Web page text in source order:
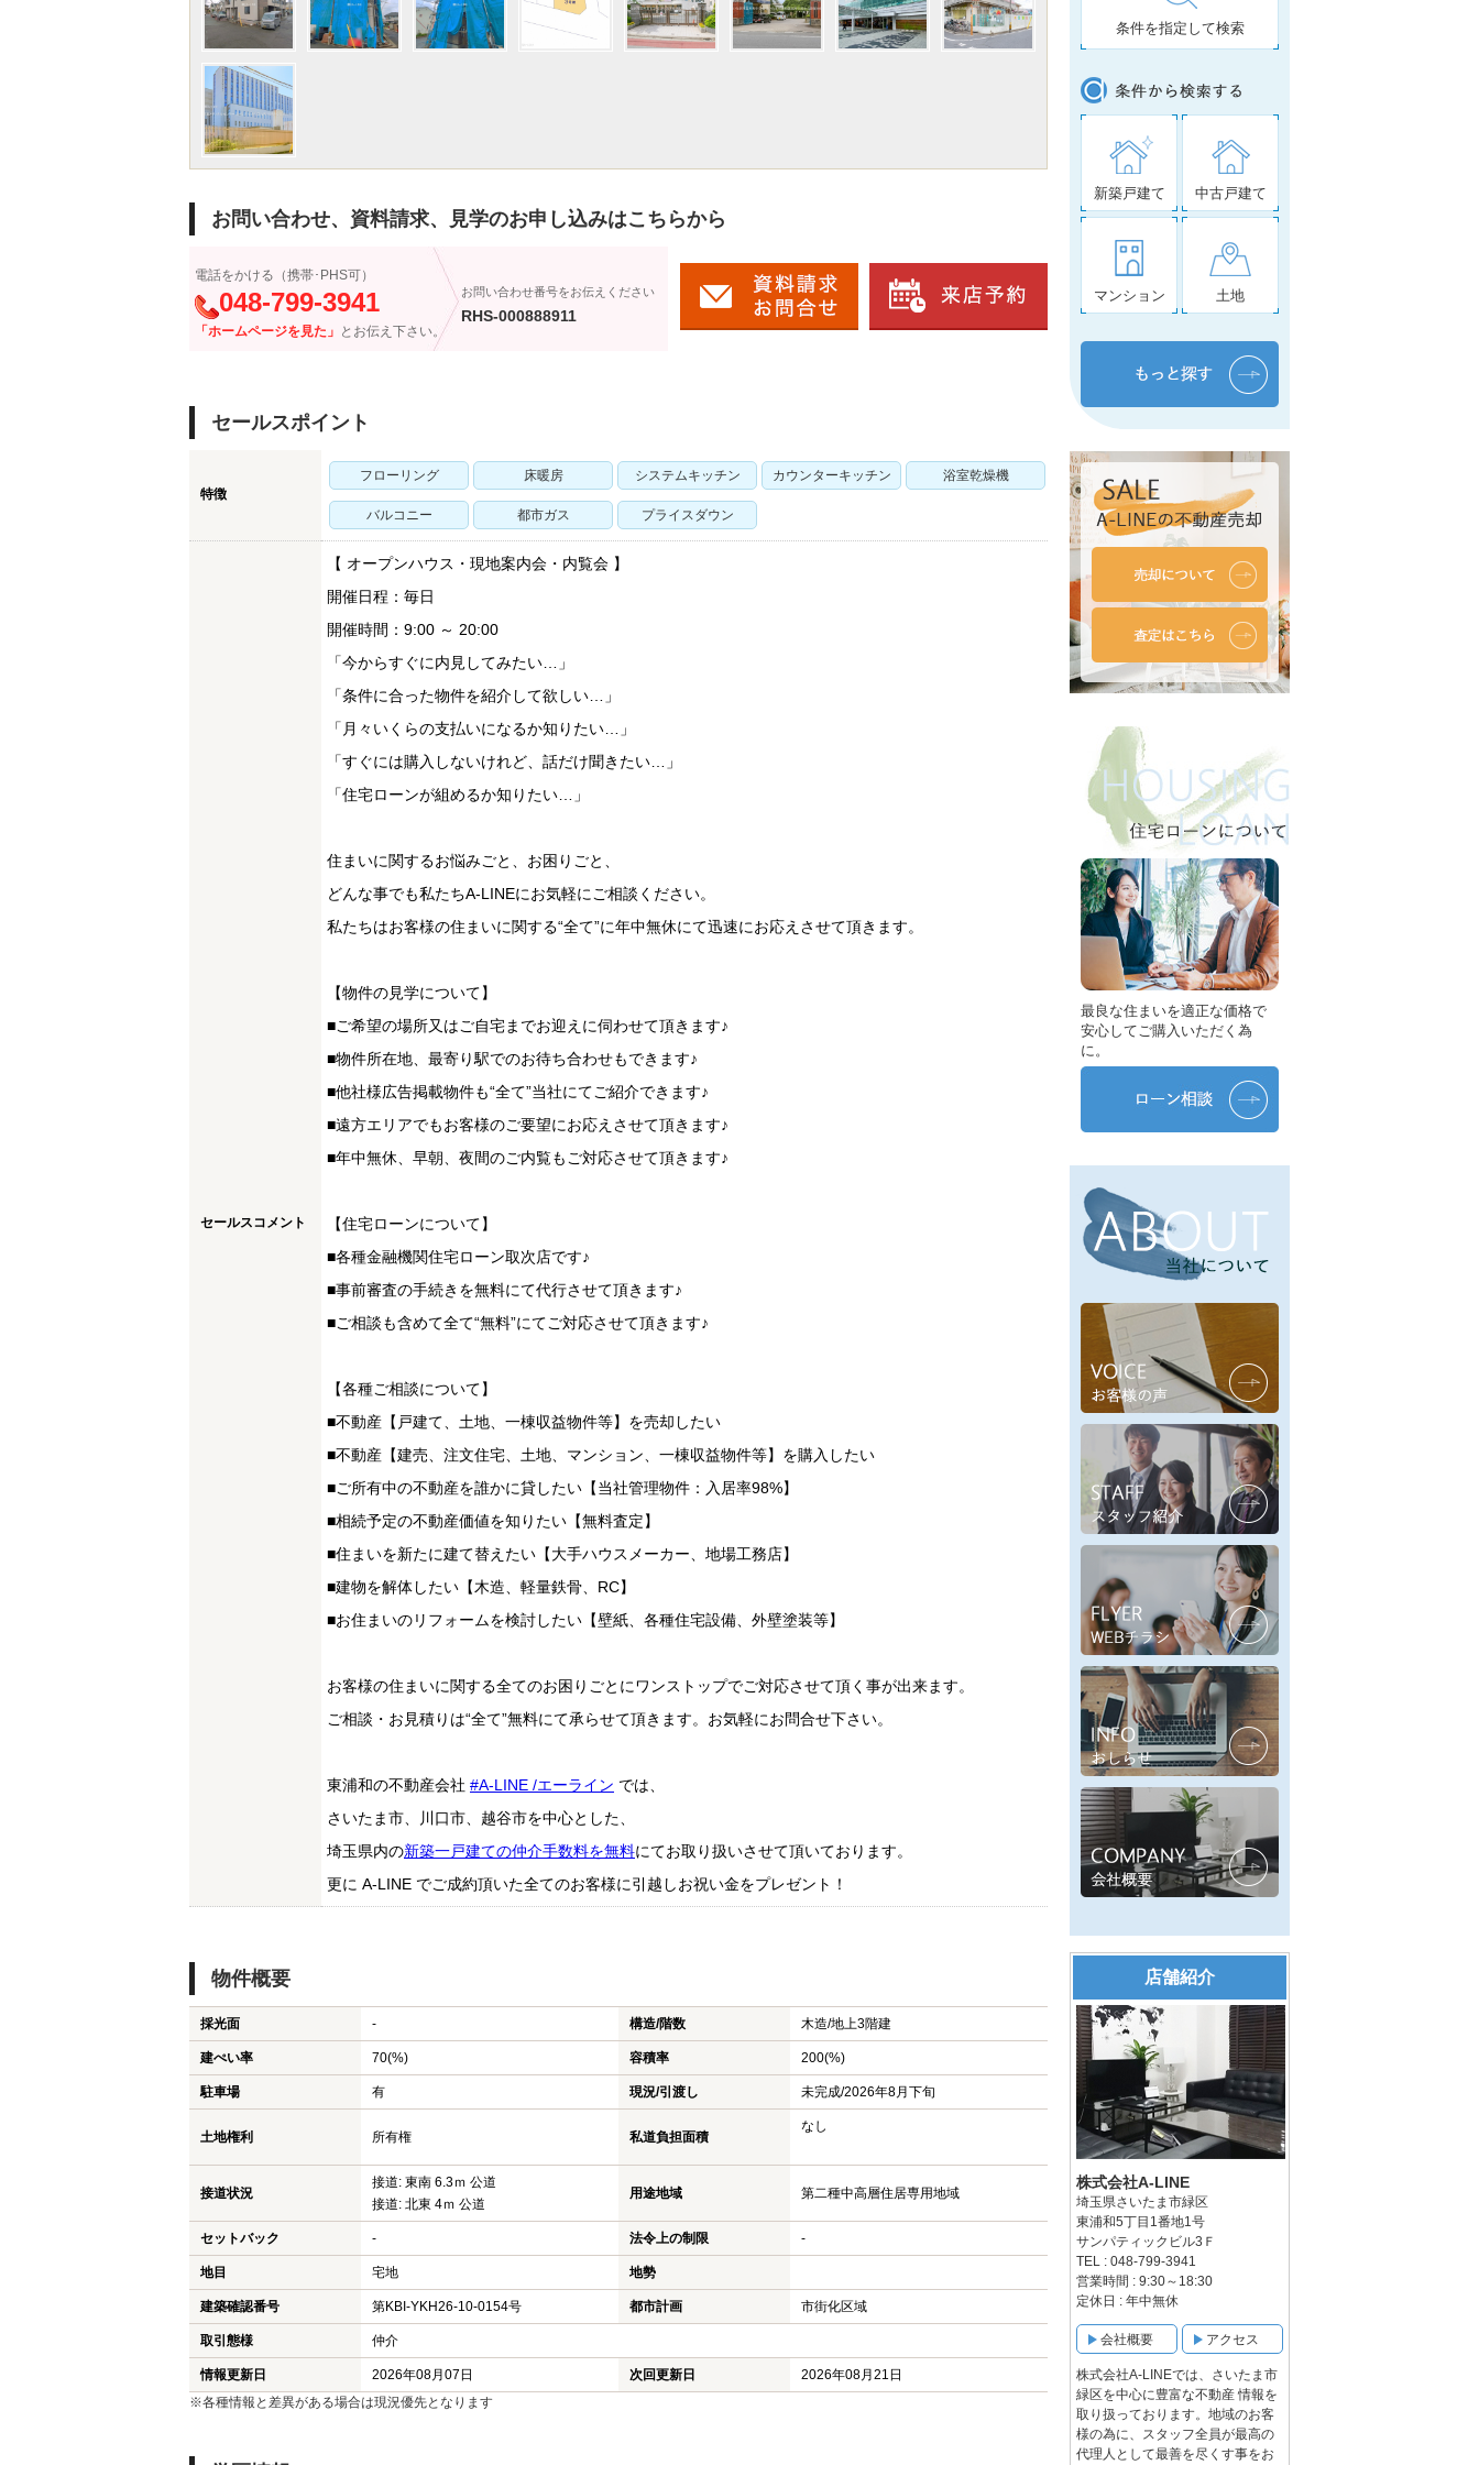
お問い合わせ、資料請求、見学のお申し込みはこちらから
電話をかける（携帯･PHS可）
048-799-3941
「ホームページを見た」 とお伝え下さい。
お問い合わせ番号をお伝えください
RHS-000888911
セールスポイント
特徴
フローリング 床暖房 システムキッチン カウンターキッチン 浴室乾燥機
バルコニー 都市ガス プライスダウン
セールスコメント
【 オープンハウス・現地案内会・内覧会 】
開催日程：毎日
開催時間：9:00 ～ 20:00
「今からすぐに内見してみたい…」
「条件に合った物件を紹介して欲しい…」
「月々いくらの支払いになるか知りたい…」
「すぐには購入しないけれど、話だけ聞きたい…」
「住宅ローンが組めるか知りたい…」
住まいに関するお悩みごと、お困りごと、
どんな事でも私たちA-LINEにお気軽にご相談ください。
私たちはお客様の住まいに関する“全て”に年中無休にて迅速にお応えさせて頂きます。
【物件の見学について】
■ご希望の場所又はご自宅までお迎えに伺わせて頂きます♪
■物件所在地、最寄り駅でのお待ち合わせもできます♪
■他社様広告掲載物件も“全て”当社にてご紹介できます♪
■遠方エリアでもお客様のご要望にお応えさせて頂きます♪
■年中無休、早朝、夜間のご内覧もご対応させて頂きます♪
【住宅ローンについて】
■各種金融機関住宅ローン取次店です♪
■事前審査の手続きを無料にて代行させて頂きます♪
■ご相談も含めて全て“無料”にてご対応させて頂きます♪
【各種ご相談について】
■不動産【戸建て、土地、一棟収益物件等】を売却したい
■不動産【建売、注文住宅、土地、マンション、一棟収益物件等】を購入したい
■ご所有中の不動産を誰かに貸したい【当社管理物件：入居率98%】
■相続予定の不動産価値を知りたい【無料査定】
■住まいを新たに建て替えたい【大手ハウスメーカー、地場工務店】
■建物を解体したい【木造、軽量鉄骨、RC】
■お住まいのリフォームを検討したい【壁紙、各種住宅設備、外壁塗装等】
お客様の住まいに関する全てのお困りごとにワンストップでご対応させて頂く事が出来ます。
ご相談・お見積りは“全て”無料にて承らせて頂きます。お気軽にお問合せ下さい。
東浦和の不動産会社 #A-LINE /エーライン では、
さいたま市、川口市、越谷市を中心とした、
埼玉県内の新築一戸建ての仲介手数料を無料にてお取り扱いさせて頂いております。
更に A-LINE でご成約頂いた全てのお客様に引越しお祝い金をプレゼント！
物件概要
採光面 - 構造/階数 木造/地上3階建
建ぺい率 70(%) 容積率 200(%)
駐車場 有 現況/引渡し 未完成/2026年8月下旬
土地権利 所有権 私道負担面積
なし
接道状況
接道: 東南 6.3ｍ 公道
接道: 北東 4ｍ 公道
用途地域 第二種中高層住居専用地域
セットバック - 法令上の制限 -
地目 宅地 地勢
建築確認番号 第KBI-YKH26-10-0154号 都市計画 市街化区域
取引態様 仲介
情報更新日 2026年08月07日 次回更新日
2026年08月21日
※各種情報と差異がある場合は現況優先となります
条件を指定して検索
新築戸建て 中古戸建て
マンション 土地
最良な住まいを適正な価格で
安心してご購入いただく為
に。
店舗紹介
株式会社A-LINE
埼玉県さいたま市緑区
東浦和5丁目1番地1号
サンパティックビル3Ｆ
TEL : 048-799-3941
営業時間 : 9:30～18:30
定休日 : 年中無休
会社概要 アクセス
株式会社A-LINEでは、さいたま市
緑区を中心に豊富な不動産 情報を
取り扱っております。地域のお客
様の為に、スタッフ全員が最高の
代理人として最善を尽くす事をお